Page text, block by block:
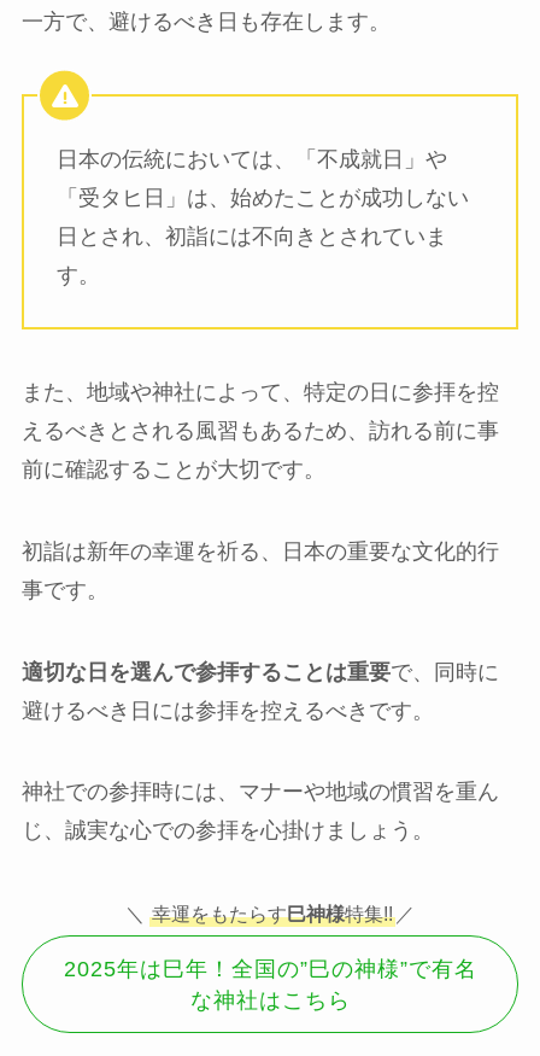
一方で、避けるべき日も存在します。
日本の伝統においては、「不成就日」や
「受タヒ日」は、始めたことが成功しない
日とされ、初詣には不向きとされていま
す。
また、地域や神社によって、特定の日に参拝を控
えるべきとされる風習もあるため、訪れる前に事
前に確認することが大切です。
初詣は新年の幸運を祈る、日本の重要な文化的行
事です。
適切な日を選んで参拝することは重要で、同時に
避けるべき日には参拝を控えるべきです。
神社での参拝時には、マナーや地域の慣習を重ん
じ、誠実な心での参拝を心掛けましょう。
＼ 幸運をもたらす巳神様特集!! ／
2025年は巳年！全国の”巳の神様”で有名
な神社はこちら